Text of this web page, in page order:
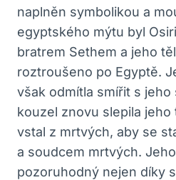
naplněn symbolikou a
egyptského mýtu byl
bratrem Sethem a jeho
roztroušeno po Egyptě.
však odmítla smířit s jeho
kouzel znovu slepila jeho
vstal z mrtvých, aby se
a soudcem mrtvých.
pozoruhodný nejen díky